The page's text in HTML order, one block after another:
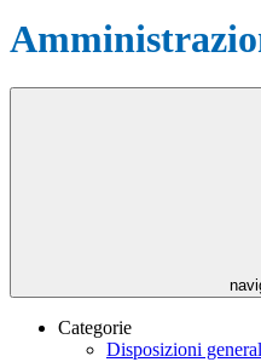
Categorie
Disposizioni